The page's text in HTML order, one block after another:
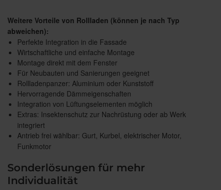
Weitere Vorteile von Rollladen (können je nach Typ
abweichen):
Perfekte Integration in die Fassade
Wirtschaftliche und einfache Montage
Montage direkt mit dem Fenster
Für Neubauten und Sanierungen geeignet
Rollladenpanzer: Aluminium oder Kunststoff
Hervorragende Dämmeigenschaften
Integration von Lüftungselementen möglich
Extras: Insektenschutz zur Nachrüstung oder ab Werk
integriert
Antrieb frei wählbar: Gurt, Kurbel, elektrischer Motor,
Funkmotor
Sonderlösungen für mehr
Individualität